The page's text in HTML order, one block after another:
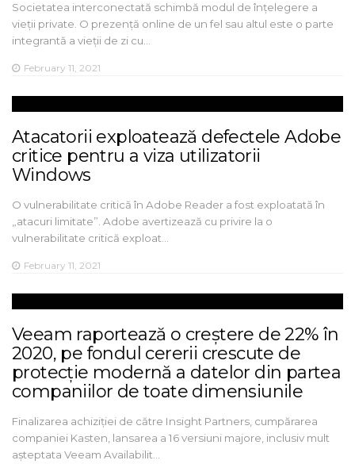
Societatea interconectată schimbă modul de înțelegere a
vieții private. O prezență online de un fel sau altul este o parte
integrantă a vieții de zi cu…
February 11, 2021
Atacatorii exploatează defectele Adobe
critice pentru a viza utilizatorii
Windows
O vulnerabilitate critică în Adobe Reader a fost exploatată în
„atacuri limitate”. Adobe avertizează cu privire la o
vulnerabilitate critică exploat…
February 11, 2021
Veeam raportează o creștere de 22% în
2020, pe fondul cererii crescute de
protecție modernă a datelor din partea
companiilor de toate dimensiunile
Finalizarea achiziției de către Insight Partners, cumpărarea
companiei Kasten, lansarea a 16 versiuni majore, inclusiv mult
așteptata Veeam Availabilit…